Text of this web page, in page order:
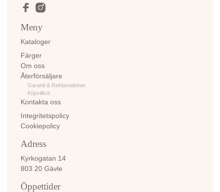
Meny
Kataloger
Färger
Om oss
Återförsäljare
Garanti & Reklamationer
Köpvillkor
Kontakta oss
Integritetspolicy
Cookiepolicy
Adress
Kyrkogatan 14
803 20 Gävle
Öppettider